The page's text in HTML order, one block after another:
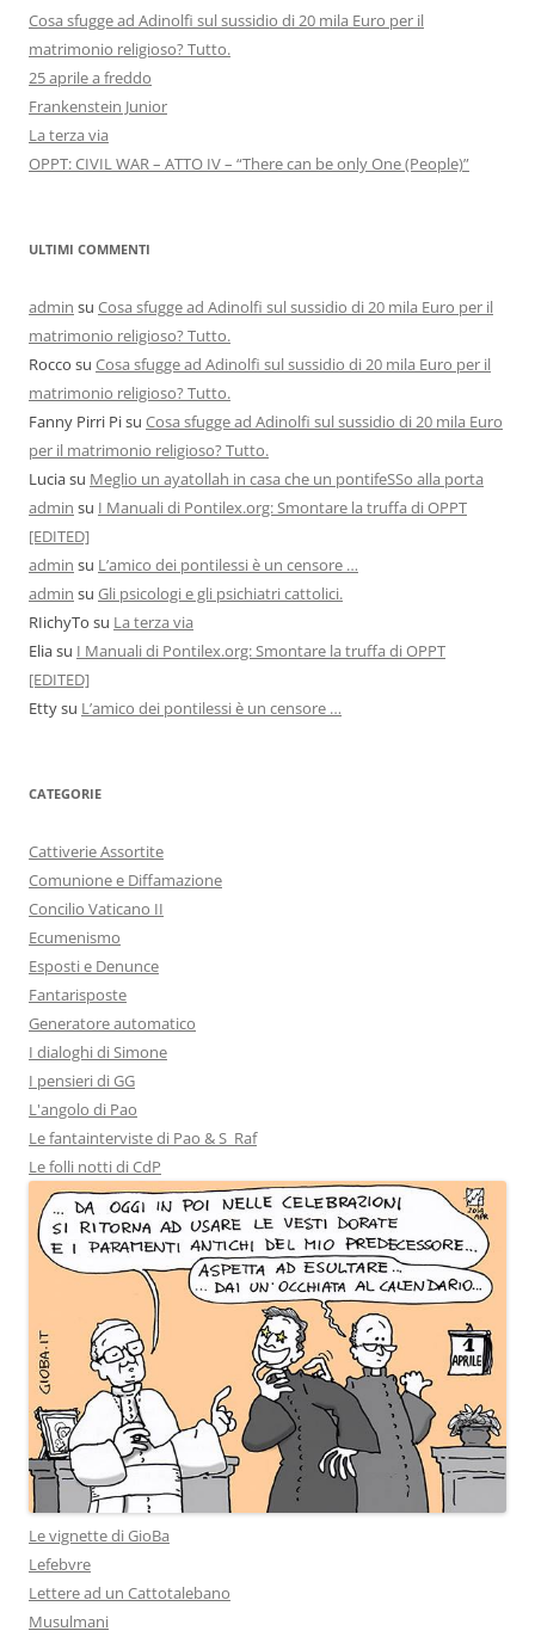
Cosa sfugge ad Adinolfi sul sussidio di 20 mila Euro per il
matrimonio religioso? Tutto.
25 aprile a freddo
Frankenstein Junior
La terza via
OPPT: CIVIL WAR – ATTO IV – “There can be only One (People)”
ULTIMI COMMENTI
admin su Cosa sfugge ad Adinolfi sul sussidio di 20 mila Euro per il
matrimonio religioso? Tutto.
Rocco su Cosa sfugge ad Adinolfi sul sussidio di 20 mila Euro per il
matrimonio religioso? Tutto.
Fanny Pirri Pisu Cosa sfugge ad Adinolfi sul sussidio di 20 mila Euro
per il matrimonio religioso? Tutto.
Luciasu Meglio un ayatollah in casa che un pontifeSSo alla porta
admin su I Manuali di Pontilex.org: Smontare la truffa di OPPT
[EDITED]
admin su L’amico dei pontilessi è un censore …
admin su Gli psicologi e gli psichiatri cattolici.
RIichyTo su La terza via
Eliasu I Manuali di Pontilex.org: Smontare la truffa di OPPT
[EDITED]
Ettysu L’amico dei pontilessi è un censore …
CATEGORIE
Cattiverie Assortite
Comunione e Diffamazione
Concilio Vaticano II
Ecumenismo
Esposti e Denunce
Fantarisposte
Generatore automatico
I dialoghi di Simone
I pensieri di GG
L'angolo di Pao
Le fantainterviste di Pao & S_Raf
Le folli notti di CdP
Le vignette di GioBa
Lefebvre
Lettere ad un Cattotalebano
Musulmani